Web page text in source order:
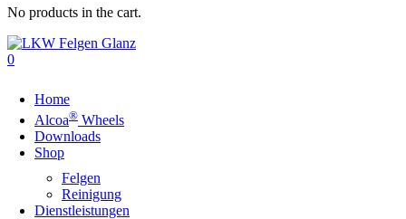
No products in the cart.
0
Home
Alcoa® Wheels
Downloads
Shop
Felgen
Reinigung
Dienstleistungen